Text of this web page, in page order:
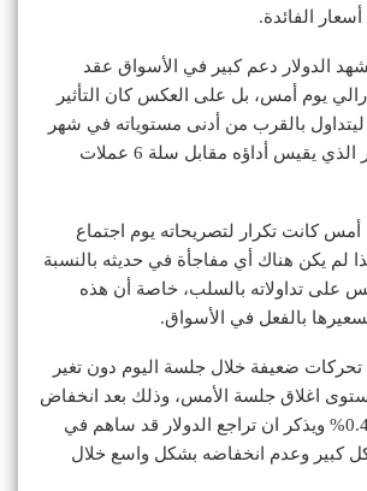
أسعار الفائدة.
الدولار دعم كبير في الأسواق عقد
يوم أمس، بل على العكس كان التأثير
بالقرب من أدنى مستوياته في شهر
وفقاً لمؤشر الدولار الذي يقيس أداؤه مقابل سلة 6 عملات
كانت تكرار لتصريحاته يوم اجتماع
لذا لم يكن هناك أي مفاجأة في حديثه بالنسبة
على تداولاته بالسلب، خاصة أن هذه
بالفعل في الأسواق.
ضعيفة خلال جلسة اليوم دون تغير
اغلاق جلسة الأمس، وذلك بعد انخفاض
يوم الأربعاء بنسبة 0.4% ويذكر ان تراجع الدولار قد ساهم في
كبير وعدم انخفاضه بشكل واسع خلال